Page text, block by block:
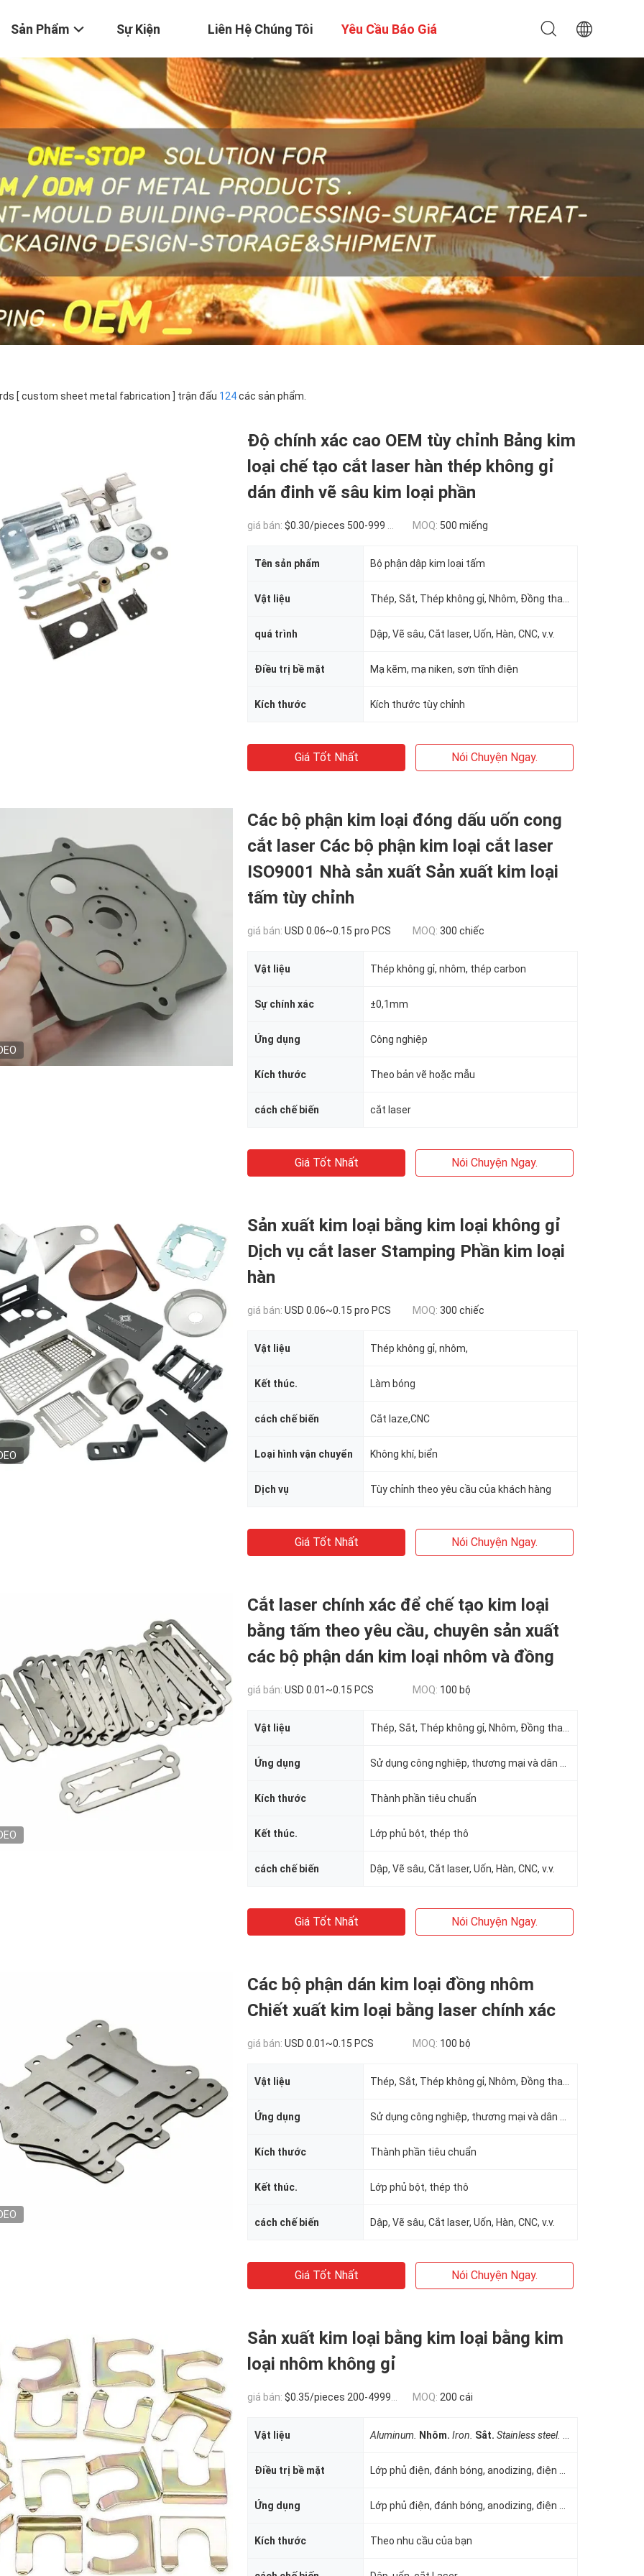
Sản Phẩm Sự Kiện Liên Hệ Chúng Tôi Yêu Cầu Báo Giá
[ custom sheet metal fabrication ] trận đấu 124các sản phẩm.
Độ chính xác cao OEM tùy chỉnh Bảng kim
loại chế tạo cắt laser hàn thép không gỉ
dán đinh vẽ sâu kim loại phần
giá bán: $0.30/pieces 500-999 pieces MOQ: 500 miếng
Tên sản phẩm Bộ phận dập kim loại tấm
Vật liệu
quá trình Dập, Vẽ sâu, Cắt laser, Uốn, Hàn, CNC, v.v.
Điều trị bề mặt Mạ kẽm, mạ niken, sơn tĩnh điện
Kích thước Kích thước tùy chỉnh
Giá Tốt Nhất Nói Chuyện Ngay.
Các bộ phận kim loại đóng dấu uốn cong
cắt laser Các bộ phận kim loại cắt laser
ISO9001 Nhà sản xuất Sản xuất kim loại
tấm tùy chỉnh
giá bán: USD 0.06~0.15 pro PCS MOQ: 300 chiếc
Vật liệu Thép không gỉ, nhôm, thép carbon
Sự chính xác ±0,1mm
Ứng dụng Công nghiệp
Kích thước Theo bản vẽ hoặc mẫu
cách chế biến cắt laser
Giá Tốt Nhất Nói Chuyện Ngay.
Sản xuất kim loại bằng kim loại không gỉ
Dịch vụ cắt laser Stamping Phần kim loại
hàn
giá bán: USD 0.06~0.15 pro PCS MOQ: 300 chiếc
Vật liệu Thép không gỉ, nhôm,
Kết thúc. Làm bóng
cách chế biến Cắt laze,CNC
Loại hình vận chuyển Không khí, biển
Dịch vụ Tùy chỉnh theo yêu cầu của khách hàng
Giá Tốt Nhất Nói Chuyện Ngay.
Cắt laser chính xác để chế tạo kim loại
bằng tấm theo yêu cầu, chuyên sản xuất
các bộ phận dán kim loại nhôm và đồng
giá bán: USD 0.01~0.15 PCS MOQ: 100 bộ
Vật liệu
Ứng dụng
Kích thước Thành phần tiêu chuẩn
Kết thúc. Lớp phủ bột, thép thô
cách chế biến Dập, Vẽ sâu, Cắt laser, Uốn, Hàn, CNC, v.v.
Giá Tốt Nhất Nói Chuyện Ngay.
Các bộ phận dán kim loại đồng nhôm
Chiết xuất kim loại bằng laser chính xác
giá bán: USD 0.01~0.15 PCS MOQ: 100 bộ
Vật liệu
Ứng dụng
Kích thước Thành phần tiêu chuẩn
Kết thúc. Lớp phủ bột, thép thô
cách chế biến Dập, Vẽ sâu, Cắt laser, Uốn, Hàn, CNC, v.v.
Giá Tốt Nhất Nói Chuyện Ngay.
Sản xuất kim loại bằng kim loại bằng kim
loại nhôm không gỉ
giá bán: $0.35/pieces 200-4999 pieces MOQ: 200 cái
Vật liệu Aluminum. Nhôm. Iron. Sắt. Stainless steel.
Điều trị bề mặt
Ứng dụng
Kích thước Theo nhu cầu của bạn